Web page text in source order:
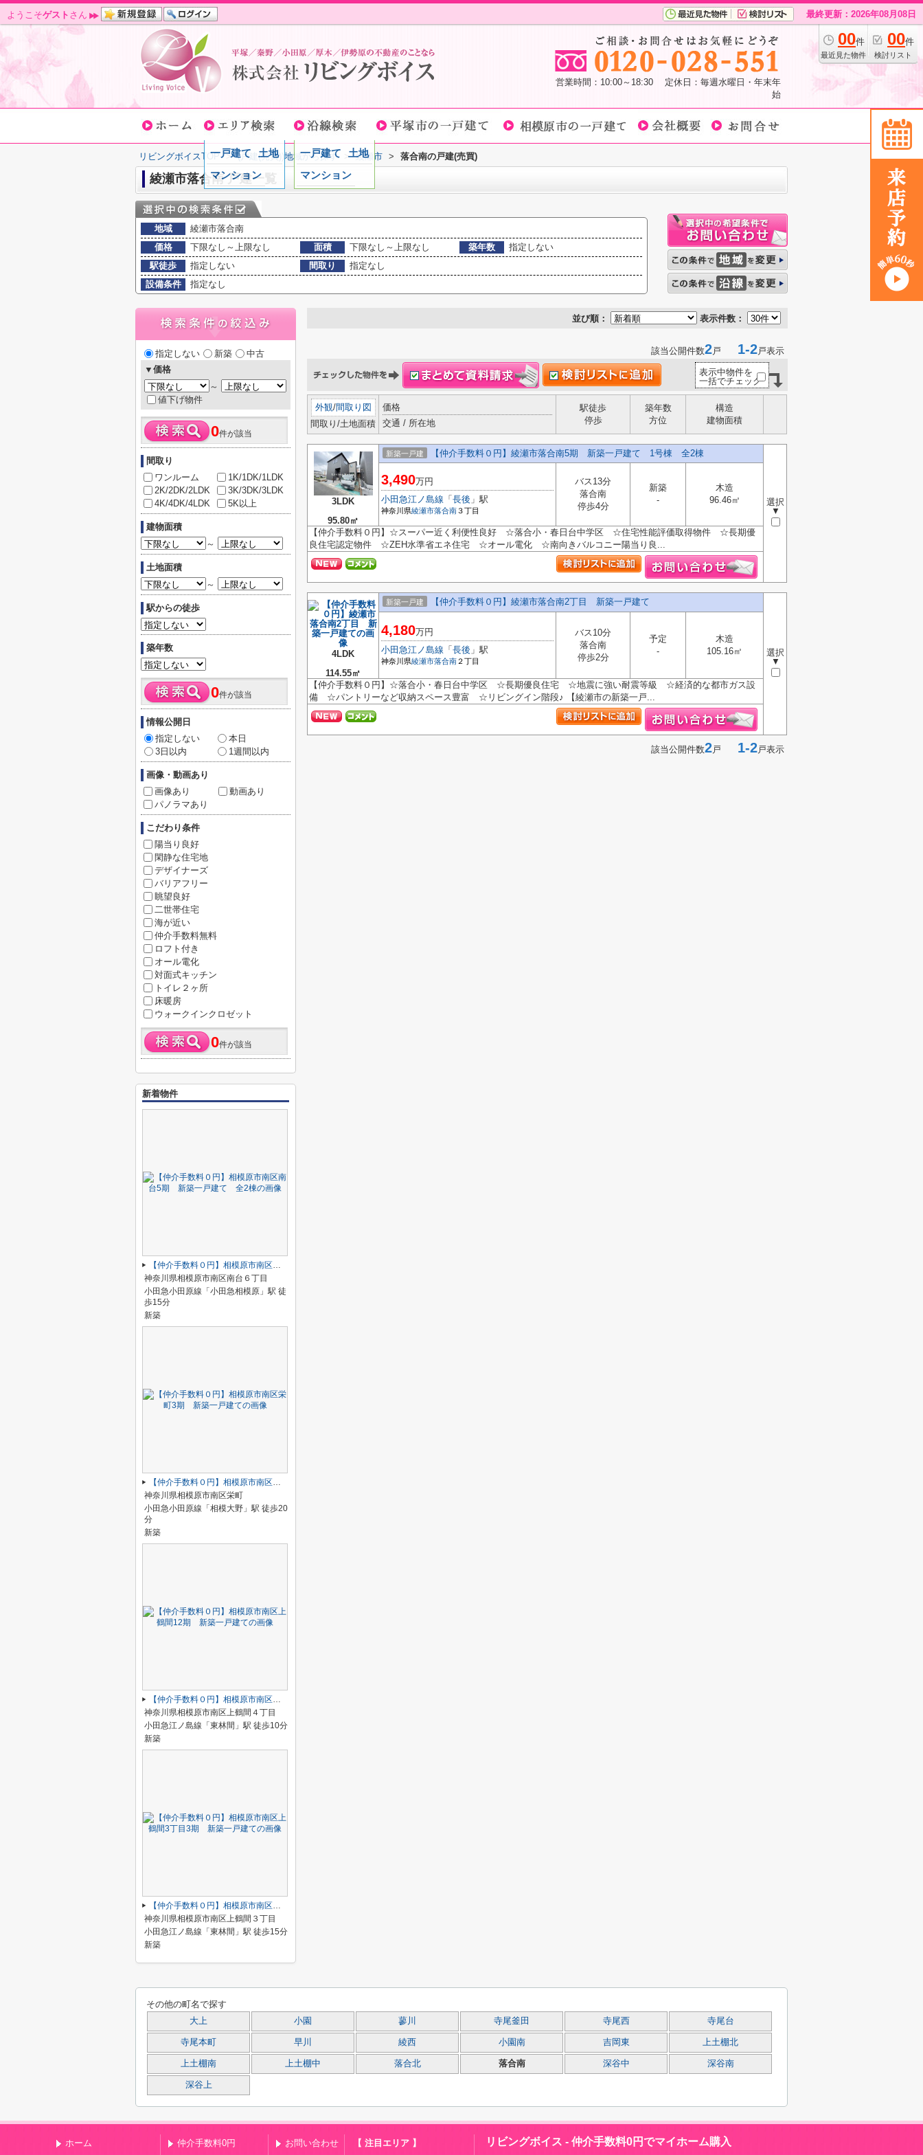
ようこそゲスト さん 最終更新：2026年08月08日
00件
最近見た物件
00件
検討リスト
営業時間：10:00～18:30 定休日：毎週水曜日・年末年
始
一戸建て
土地
マンション
一戸建て
土地
マンション
リビングボイスTOP > (戸建(売買))地域から探す > 綾瀬市 > 落合南の戸建(売買)
綾瀬市落合南 戸建一覧
地域
綾瀬市落合南
価格
下限なし～上限なし 面積 下限なし～上限なし 築年数
指定しない
駅徒歩
指定しない 間取り
指定なし
設備条件
指定なし
並び順： 表示件数：
該当公開件数2戸 1-2戸表示
表示中物件を
一括でチェック
外観/間取り図
間取り/土地面積
価格
交通 / 所在地
駅徒歩
停歩
築年数
方位
構造
建物面積
3LDK
95.80㎡
新築一戸建 【仲介手数料０円】綾瀬市落合南5期 新築一戸建て 1号棟 全2棟
選択
▼
3,490万円
小田急江ノ島線 「 長後 」駅
神奈川県綾瀬市落合南３丁目
バス13分
落合南
停歩4分
新築
-
木造
96.46㎡
【仲介手数料０円】☆スーパー近く利便性良好 ☆落合小・春日台中学区 ☆住宅性能評価取得物件 ☆長期優
良住宅認定物件 ☆ZEH水準省エネ住宅 ☆オール電化 ☆南向きバルコニー陽当り良...
4LDK
114.55㎡
新築一戸建 【仲介手数料０円】綾瀬市落合南2丁目 新築一戸建て
選択
▼
4,180万円
小田急江ノ島線 「 長後 」駅
神奈川県綾瀬市落合南 ２丁目
バス10分
落合南
停歩2分
予定
-
木造
105.16㎡
【仲介手数料０円】☆落合小・春日台中学区 ☆長期優良住宅 ☆地震に強い耐震等級 ☆経済的な都市ガス設
備 ☆パントリーなど収納スペース豊富 ☆リビングイン階段♪ 【綾瀬市の新築一戸...
該当公開件数2戸 1-2戸表示
指定しない 新築
中古
▼価格
～
値下げ物件
0件が該当
間取り
ワンルーム
1K/1DK/1LDK
2K/2DK/2LDK
3K/3DK/3LDK
4K/4DK/4LDK
5K以上
建物面積
～
土地面積
～
駅からの徒歩
築年数
0件が該当
情報公開日
指定しない
本日
3日以内
1週間以内
画像・動画あり
画像あり
動画あり
パノラマあり
こだわり条件
陽当り良好
閑静な住宅地
デザイナーズ
バリアフリー
眺望良好
二世帯住宅
海が近い
仲介手数料無料
ロフト付き
オール電化
対面式キッチン
トイレ２ヶ所
床暖房
ウォークインクロゼット
0件が該当
新着物件
【仲介手数料０円】相模原市南区南台5期 新築一戸建て 全2棟
神奈川県相模原市南区南台６丁目
小田急小田原線「小田急相模原」駅 徒
歩15分
新築
【仲介手数料０円】相模原市南区栄町3期 新築一戸建て
神奈川県相模原市南区栄町
小田急小田原線「相模大野」駅 徒歩20
分
新築
【仲介手数料０円】相模原市南区上鶴間12期 新築一戸建て
神奈川県相模原市南区上鶴間４丁目
小田急江ノ島線「東林間」駅 徒歩10分
新築
【仲介手数料０円】相模原市南区上鶴間3丁目3期 新築一戸建て
神奈川県相模原市南区上鶴間３丁目
小田急江ノ島線「東林間」駅 徒歩15分
新築
その他の町名で探す
大上 小園 蓼川 寺尾釜田 寺尾西 寺尾台
寺尾本町 早川 綾西 小園南 吉岡東 上土棚北
上土棚南 上土棚中 落合北 落合南 深谷中 深谷南
深谷上
ホーム 仲介手数料0円 お問い合わせ 【 注目エリア 】 リビングボイス - 仲介手数料0円でマイホーム購入